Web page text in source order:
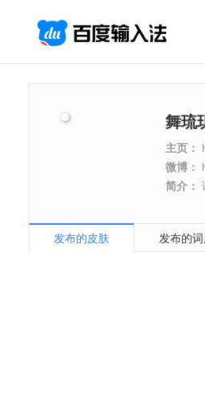
舞琉
主页：
微博：
简介：
发布的皮肤 发布的